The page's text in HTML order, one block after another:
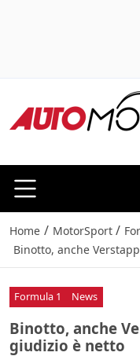
Home / MotorSport /
Binotto, anche
Formula 1 News
Binotto, anche
giudizio è netto